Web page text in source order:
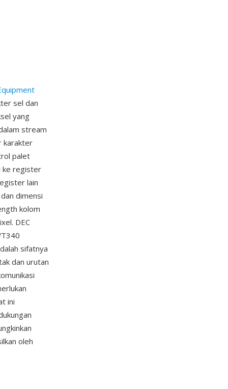
sel dan
yang
stream
karakter
palet
ke register
lain
dimensi
kolom
DEC
sifatnya
dan urutan
ini
oleh